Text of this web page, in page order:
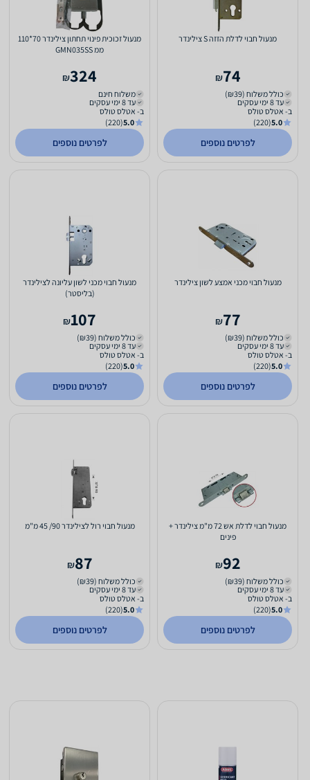
מנעול חבוי לדלת הזזה S צילינדר
74
₪
כולל משלוח (₪39)
עד 8 ימי עסקים
ב- אטלס טולס
5.0
(220)
לפרטים נוספים
מנעול זכוכית פינוי תחתון צילינדר 70*110
ממ GMN035SS
324
₪
משלוח חינם
עד 8 ימי עסקים
ב- אטלס טולס
5.0
(220)
לפרטים נוספים
מנעול חבוי מכני אמצע לשון צילינדר
77
₪
כולל משלוח (₪39)
עד 8 ימי עסקים
ב- אטלס טולס
5.0
(220)
לפרטים נוספים
מנעול חבוי מכני לשון עליונה לצילינדר
(בליסטר)
107
₪
כולל משלוח (₪39)
עד 8 ימי עסקים
ב- אטלס טולס
5.0
(220)
לפרטים נוספים
מנעול חבוי לדלת אש 72 מ"מ צילינדר +
פינים
92
₪
כולל משלוח (₪39)
עד 8 ימי עסקים
ב- אטלס טולס
5.0
(220)
לפרטים נוספים
מנעול חבוי רול לצילינדר 90/ 45 מ"מ
87
₪
כולל משלוח (₪39)
עד 8 ימי עסקים
ב- אטלס טולס
5.0
(220)
לפרטים נוספים